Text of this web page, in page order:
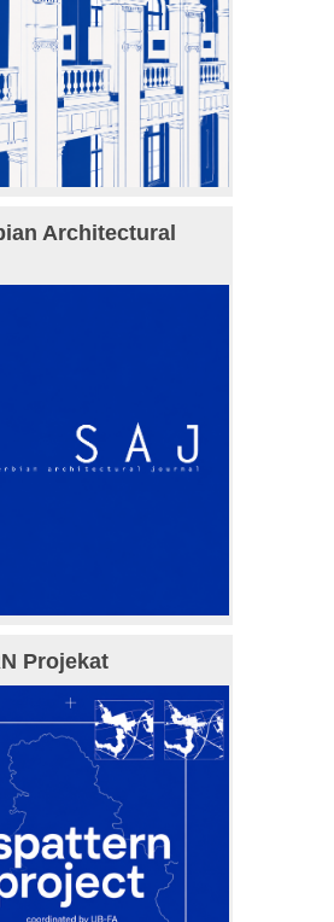
Architectural
Projekat